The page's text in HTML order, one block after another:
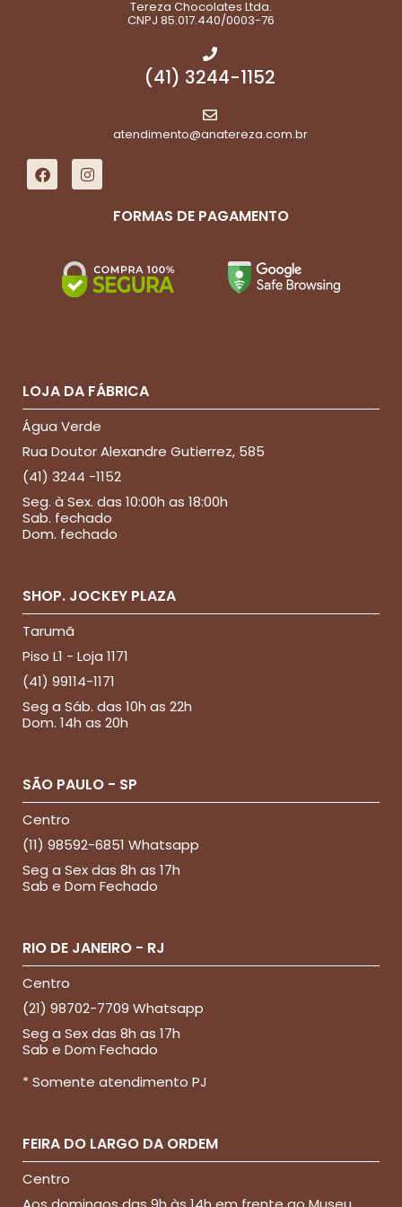
Tereza Chocolates Ltda.
CNPJ 85.017.440/0003-76
(41) 3244-1152
atendimento@anatereza.com.br
FORMAS DE PAGAMENTO
LOJA DA FÁBRICA
Água Verde
Rua Doutor Alexandre Gutierrez, 585
(41) 3244 -1152
Seg. à Sex. das 10:00h as 18:00h
Sab. fechado
Dom. fechado
SHOP. JOCKEY PLAZA
Tarumã
Piso L1 - Loja 1171
(41) 99114-1171
Seg a Sáb. das 10h as 22h
Dom. 14h as 20h
SÃO PAULO - SP
Centro
(11) 98592-6851 Whatsapp
Seg a Sex das 8h as 17h
Sab e Dom Fechado
RIO DE JANEIRO - RJ
Centro
(21) 98702-7709 Whatsapp
Seg a Sex das 8h as 17h
Sab e Dom Fechado
* Somente atendimento PJ
FEIRA DO LARGO DA ORDEM
Centro